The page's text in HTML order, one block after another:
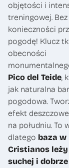
objętości i
treningowej. Bez
konieczności
pogodę! Klucz
obecności
Pico del Teide,
jak naturalna
pogodowa.
efekt
na południu. To
dlatego baza w
Cristianos
suchej i dobrze